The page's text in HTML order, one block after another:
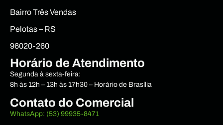
Bairro Três Vendas
Pelotas – RS
96020-260
Horário de Atendimento
Segunda à sexta-feira:
8h às 12h – 13h às 17h30 – Horário de Brasília
Contato do Comercial
WhatsApp: (53) 99935-8471